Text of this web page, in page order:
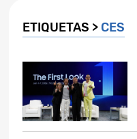
ETIQUETAS > CES